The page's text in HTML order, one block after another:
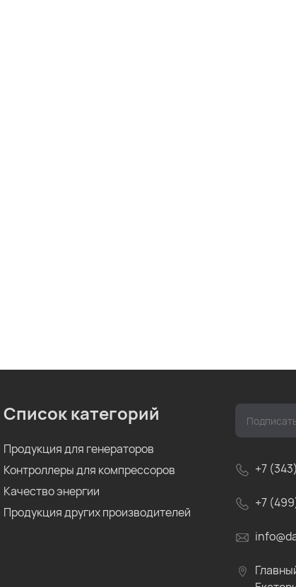
+7
+7
Список категорий
Продукция для генераторов
Контроллеры для компрессоров
Качество энергии
Продукция других производителей